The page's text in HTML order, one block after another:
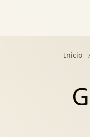
Inicio